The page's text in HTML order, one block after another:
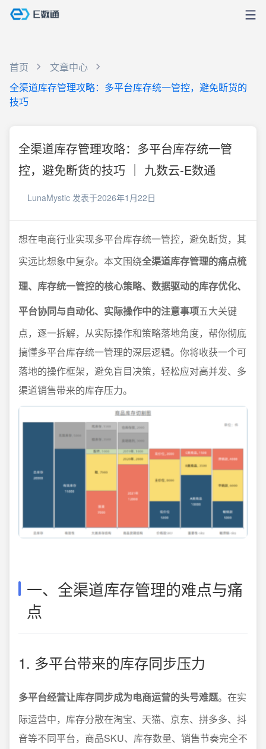
首页
文章中心
全渠道库存管理攻略：多平台库存统一管控，避免断货的
技巧
全渠道库存管理攻略：多平台库存统一管
控，避免断货的技巧 ｜ 九数云-E数通
LunaMystic 发表于2026年1月22日
想在电商行业实现多平台库存统一管控，避免断货，其
实远比想象中复杂。本文围绕全渠道库存管理的痛点梳
理、库存统一管控的核心策略、数据驱动的库存优化、
平台协同与自动化、实际操作中的注意事项五大关键
点，逐一拆解，从实际操作和策略落地角度，帮你彻底
搞懂多平台库存统一管理的深层逻辑。你将收获一个可
落地的操作框架，避免盲目决策，轻松应对高并发、多
渠道销售带来的库存压力。
一、全渠道库存管理的难点与痛
点
1. 多平台带来的库存同步压力
多平台经营让库存同步成为电商运营的头号难题。在实
际运营中，库存分散在淘宝、天猫、京东、拼多多、抖
音等不同平台，商品SKU、库存数量、销售节奏完全不